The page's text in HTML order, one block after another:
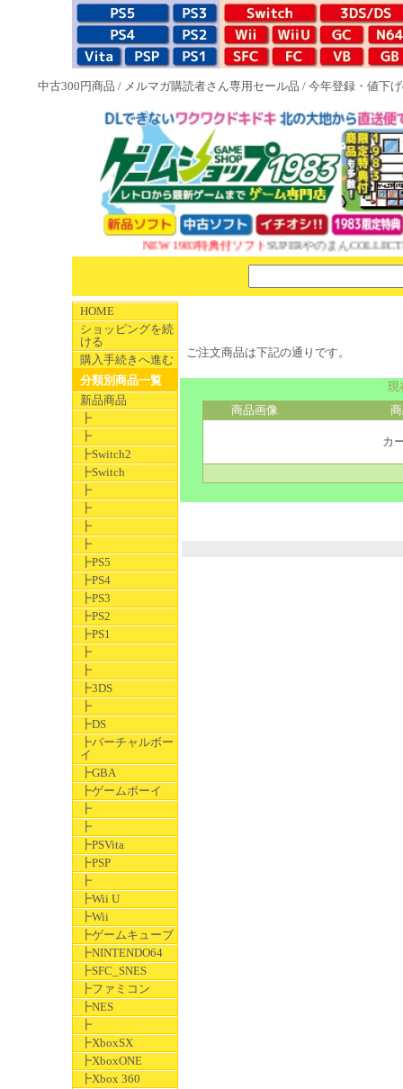
中古300円商品 / メルマガ購読者さん専用セール品 / 今年登録・値下
NEW 1983特典付ソフトSUPERやのまん
HOME
ショッピングを続
ける
購入手続きへ進む
分類別商品一覧
新品商品
┣
┣
┣Switch2
┣Switch
┣
┣
┣
┣
┣PS5
┣PS4
┣PS3
┣PS2
┣PS1
┣
┣
┣3DS
┣
┣DS
┣バーチャルボー
イ
┣GBA
┣ゲームボーイ
┣
┣
┣PSVita
┣PSP
┣
┣Wii U
┣Wii
┣ゲームキューブ
┣NINTENDO64
┣SFC_SNES
┣ファミコン
┣NES
┣
┣XboxSX
┣XboxONE
┣Xbox 360
ご注文商品は下記の通りです。
現
商品画像
カ